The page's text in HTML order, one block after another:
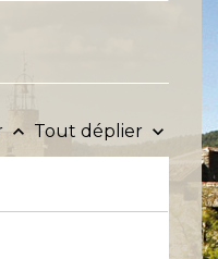
keyboard_arrow_up Tout déplier keyboard_arrow_down